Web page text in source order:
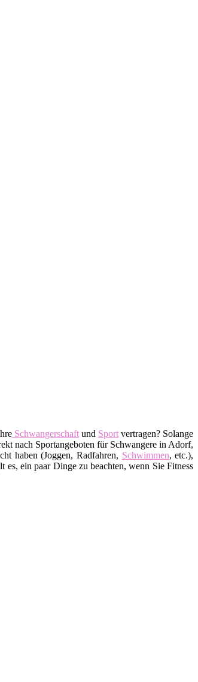
Schwangerschaftund Sportvertragen? Solange
nach Sportangeboten für Schwangere in Adorf,
haben (Joggen, Radfahren, Schwimmen, etc.),
ein paar Dinge zu beachten, wenn Sie Fitness